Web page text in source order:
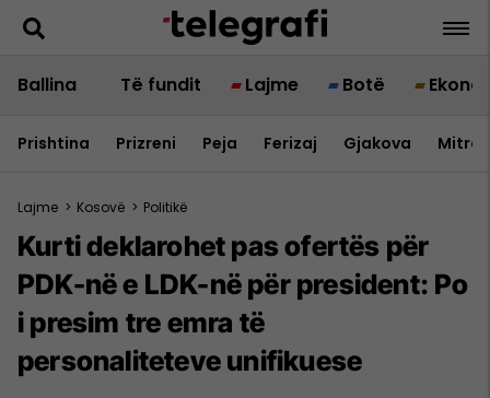
Ballina Të fundit Lajme Botë
Prishtina Prizreni Peja Ferizaj Gjakova
Lajme > Kosovë > Politikë
Kurti deklarohet pas ofertës për
PDK-në e LDK-në për president: Po
i presim tre emra të
personaliteteve unifikuese